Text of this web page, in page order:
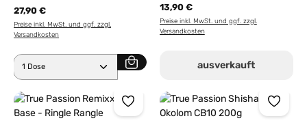
27,90 €
Preise inkl. MwSt. und ggf. zzgl.
Versandkosten
Produkt Anzahl: Gib den gewünschten Wert ein
13,90 €
Preise inkl. MwSt. und ggf. zzgl.
Versandkosten
ausverkauft